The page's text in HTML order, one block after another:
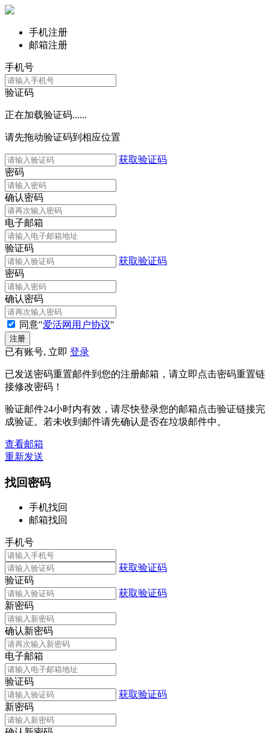
手机注册
邮箱注册
手机号
验证码
正在加载验证码......
请先拖动验证码到相应位置
获取验证码
密码
确认密码
电子邮箱
验证码
获取验证码
密码
确认密码
同意"爱活网用户协议"
已有账号, 立即 登录
已发送密码重置邮件到您的注册邮箱，请立即点击密码重置链
接修改密码！
验证邮件24小时内有效，请尽快登录您的邮箱点击验证链接完
成验证。若未收到邮件请先确认是否在垃圾邮件中。
查看邮箱
重新发送
找回密码
手机找回
邮箱找回
手机号
获取验证码
验证码
获取验证码
新密码
确认新密码
电子邮箱
验证码
获取验证码
新密码